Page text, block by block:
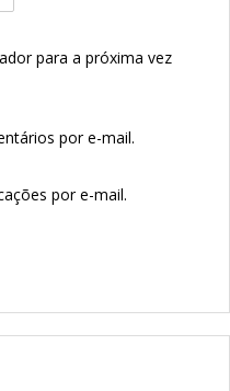
para a próxima vez
por e-mail.
por e-mail.